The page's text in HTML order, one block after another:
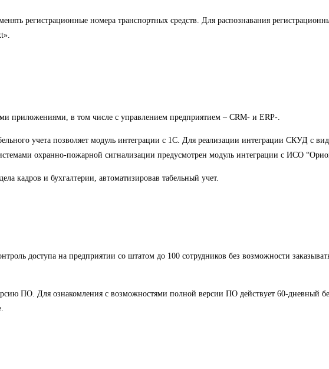
регистрационные номера транспортных средств. Для распознавания
приложениями, в том числе с управлением предприятием – CRM- и ERP-.
учета позволяет модуль интеграции с 1С. Для реализации интеграции СКУД с
охранно-пожарной сигнализации предусмотрен модуль интеграции с ИСО
кадров и бухгалтерии, автоматизировав табельный учет.
доступа на предприятии со штатом до 100 сотрудников без возможности
ПО. Для ознакомления с возможностями полной версии ПО действует 60-дневный